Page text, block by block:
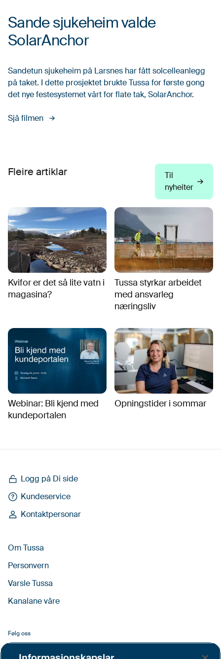
Sande sjukeheim valde
SolarAnchor
Sandetun sjukeheim på Larsnes har fått solcelleanlegg
på taket. I dette prosjektet brukte Tussa for første gong
det nye festesystemet vårt for flate tak, SolarAnchor.
Sjå filmen
Fleire artiklar
Til
nyheiter
Kvifor er det så lite vatn i
magasina?
Tussa styrkar arbeidet
med ansvarleg
næringsliv
Webinar: Bli kjend med
kundeportalen
Opningstider i sommar
Logg på Di side
Kundeservice
Kontaktpersonar
Om Tussa
Personvern
Varsle Tussa
Kanalane våre
Følg oss
Facebook